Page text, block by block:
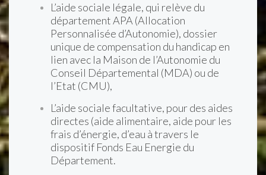
L’aide sociale légale, qui relève du
département APA (Allocation
Personnalisée d’Autonomie), dossier
unique de compensation du handicap en
lien avec la Maison de l’Autonomie du
Conseil Départemental (MDA) ou de
l’Etat (CMU),
L’aide sociale facultative, pour des aides
directes (aide alimentaire, aide pour les
frais d’énergie, d’eau à travers le
dispositif Fonds Eau Energie du
Département.